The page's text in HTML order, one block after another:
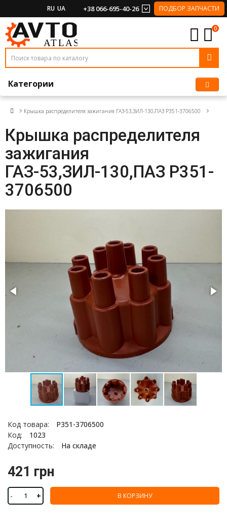
RU UA +38 066-695-40-26 ПОДБОР ЗАПЧАСТИ
0
Категории
Крышка распределителя зажигания ГАЗ-53,ЗИЛ-130,ПАЗ Р351-3706500
Крышка распределителя
зажигания
ГАЗ-53,ЗИЛ-130,ПАЗ Р351-
3706500
Код товара:
Р351-3706500
Код:
1023
Доступность:
На складе
421 грн
- + В КОРЗИНУ